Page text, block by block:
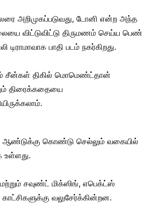
அறிமுகப்படுவது, டோனி என்ற அந்த
விட்டுவிட்டு திருமணம் செய்ய பெண்
டிராமாவாக பாதி படம் நகர்கிறது.
சீன்கள் திகில் மொமெண்ட்தான்
திரைக்கதையை
கொண்டு செல்லும் வகையில்
உள்ளது.
சவுண்ட் மிக்ஸிங், எபெக்ட்ஸ்
வலுசேர்க்கின்றன.